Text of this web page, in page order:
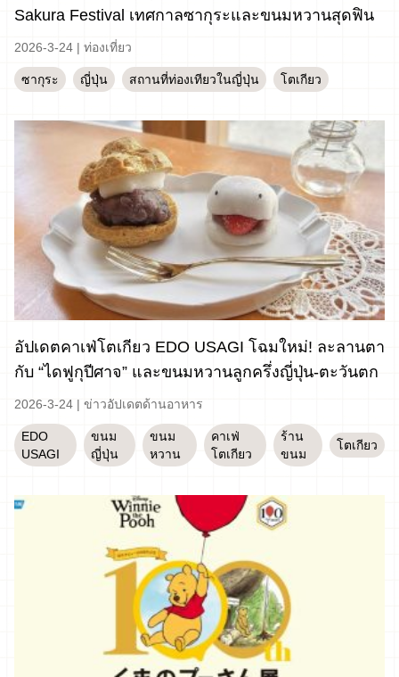
Sakura Festival เทศกาลซากุระและขนมหวานสุดฟิน
2026-3-24 | ท่องเที่ยว
ซากุระ ญี่ปุ่น สถานที่ท่องเทียวในญี่ปุ่น โตเกียว
อัปเดตคาเฟ่โตเกียว EDO USAGI โฉมใหม่! ละลานตา
กับ “ไดฟูกุปีศาจ” และขนมหวานลูกครึ่งญี่ปุ่น-ตะวันตก
2026-3-24 | ข่าวอัปเดตด้านอาหาร
EDO
USAGI
ขนม
ญี่ปุ่น
ขนม
หวาน
คาเฟ่
โตเกียว
ร้าน
ขนม
โตเกียว